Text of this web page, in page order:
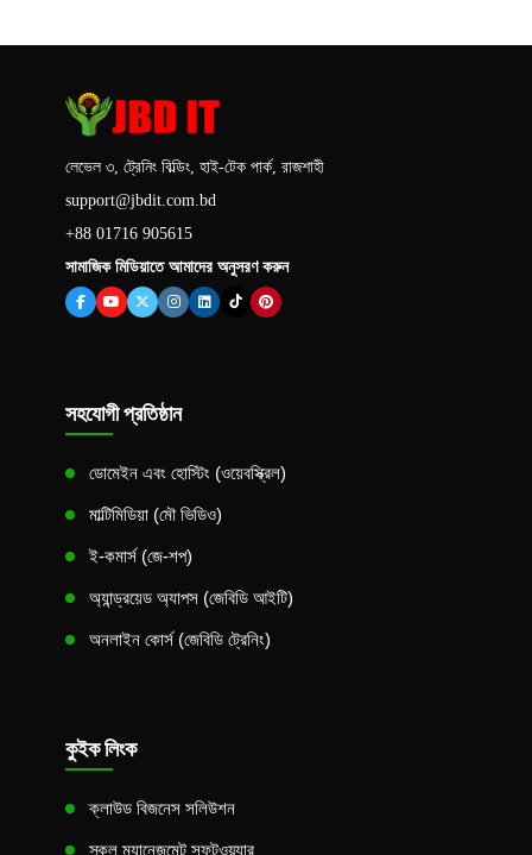
লেভেল ৩, ট্রেনিং বিল্ডিং, হাই-টেক পার্ক, রাজশাহী
support@jbdit.com.bd
+88 01716 905615
সামাজিক মিডিয়াতে আমাদের অনুসরণ করুন
সহযোগী প্রতিষ্ঠান
ডোমেইন এবং হোস্টিং (ওয়েবস্ক্রিল)
মাল্টিমিডিয়া (মৌ ভিডিও)
ই-কমার্স (জে-শপ)
অ্যান্ড্রয়েড অ্যাপস (জেবিডি আইটি)
অনলাইন কোর্স (জেবিডি ট্রেনিং)
কুইক লিংক
ক্লাউড বিজনেস সলিউশন
স্কুল ম্যানেজমেন্ট সফটওয়্যার